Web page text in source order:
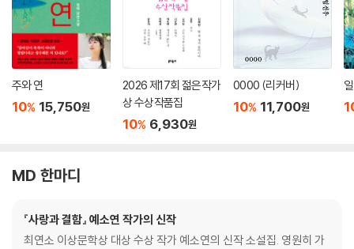
주와 연
10% 15,750원
2026 제17회 젊은작가
상 수상작품집
10% 6,930원
0000 (리커버)
10% 11,700원
MD 한마디
『사랑과 결함』 예소연 작가의 신작
최연소 이상문학상 대상 수상 작가 예소연의 신작 소설집. 영원히 가